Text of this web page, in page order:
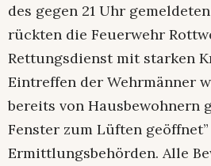
des gegen 21 Uhr
rückten die Feuerwehr
Rettungsdienst mit starken
Eintreffen der Wehrmänner
bereits von Hausbewohnern
Fenster zum Lüften
Ermittlungsbehörden. Alle